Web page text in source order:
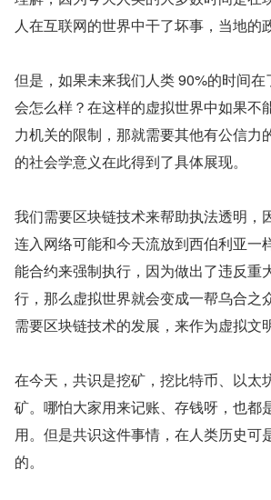
人在互联网的世界中干了坏事，当地的
但是，如果未来我们人类 90%的时间
会怎么样？在这样的虚拟世界中如果不
力机关的限制，那就需要其他有公信力
的社会学意义在此得到了具体展现。
我们需要区块链技术来帮助执法透明，
连入网络可能和今天流放到西伯利亚一
能合约来强制执行，因为做出了违反重
行，那么虚拟世界就会变成一帮乌合之
需要区块链技术的发展，来作为虚拟文
在今天，共识是挖矿，挖比特币、以太
矿。哪怕大家用来记账、存钱呀，也都
用。但是共识这件事情，在人类历史可
的。